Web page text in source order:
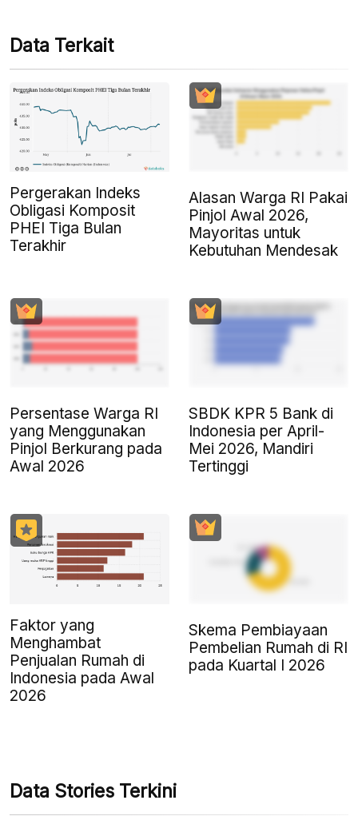
Data Terkait
Pergerakan Indeks
Obligasi Komposit
PHEI Tiga Bulan
Terakhir
Alasan Warga RI Pakai
Pinjol Awal 2026,
Mayoritas untuk
Kebutuhan Mendesak
Persentase Warga RI
yang Menggunakan
Pinjol Berkurang pada
Awal 2026
SBDK KPR 5 Bank di
Indonesia per April-
Mei 2026, Mandiri
Tertinggi
Faktor yang
Menghambat
Penjualan Rumah di
Indonesia pada Awal
2026
Skema Pembiayaan
Pembelian Rumah di RI
pada Kuartal I 2026
Data Stories Terkini